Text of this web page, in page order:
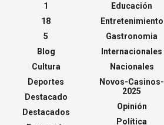
1
18
5
Blog
Cultura
Deportes
Destacado
Destacados
Educación
Entretenimiento
Gastronomia
Internacionales
Nacionales
Novos-Casinos-
2025
Opinión
Política